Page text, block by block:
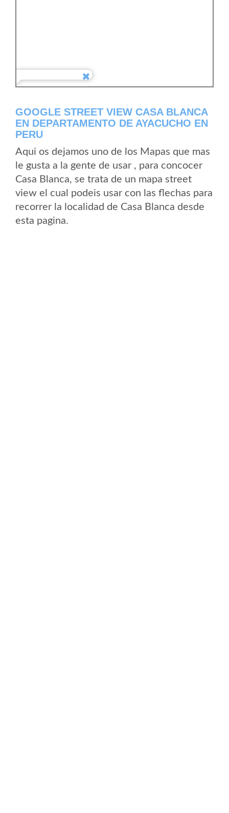
GOOGLE STREET VIEW CASA BLANCA
EN DEPARTAMENTO DE AYACUCHO EN
PERU
Aqui os dejamos uno de los Mapas que mas
le gusta a la gente de usar , para concocer
Casa Blanca, se trata de un mapa street
view el cual podeis usar con las flechas para
recorrer la localidad de Casa Blanca desde
esta pagina.